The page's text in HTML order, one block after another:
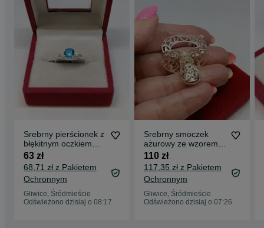
Srebrny pierścionek z
błękitnym oczkiem
roz.19, srebro próby
925
63 zł
68,71 zł z Pakietem
Ochronnym
Gliwice, Śródmieście
Odświeżono dzisiaj o 08:17
Srebrny smoczek
ażurowy ze wzorem,
srebro próby 925
110 zł
117,35 zł z Pakietem
Ochronnym
Gliwice, Śródmieście
Odświeżono dzisiaj o 07:26